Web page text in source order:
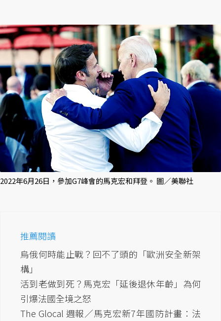
2022年6月26日，參加G7峰會的馬克宏和拜登。 圖／美聯社
推薦閱讀
烏俄何時能止戰？回不了頭的「歐洲安全新架
構」
活到老做到死？馬克宏「延後退休年齡」為何
引爆法國全境之怒
The Glocal 週報／馬克宏新7年國防計畫：法